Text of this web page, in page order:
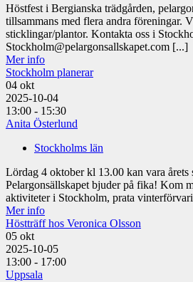
Höstfest i Bergianska trädgården,
tillsammans med flera andra föreningar.
sticklingar/plantor. Kontakta oss i
Stockholm@pelargonsallskapet.com [...]
Mer info
Stockholm planerar
04 okt
2025-10-04
13:00 - 15:30
Anita Österlund
Stockholms län
Lördag 4 oktober kl 13.00 kan vara årets
Pelargonsällskapet bjuder på fika! Kom
aktiviteter i Stockholm, prata
Mer info
Höstträff hos Veronica Olsson
05 okt
2025-10-05
13:00 - 17:00
Uppsala